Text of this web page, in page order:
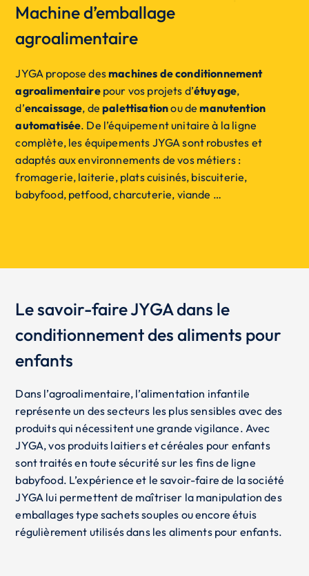
Machine d’emballage
agroalimentaire
JYGA propose desmachines de conditionnement
agroalimentaire pour vos projets d’étuyage,
d’encaissage, depalettisationou demanutention
automatisée. De l’équipement unitaire à la ligne
complète, les équipements JYGA sont robustes et
adaptés aux environnements de vos métiers :
fromagerie, laiterie, plats cuisinés, biscuiterie,
babyfood, petfood, charcuterie, viande …
Le savoir-faire JYGA dans le
conditionnement des aliments pour
enfants
Dans l’agroalimentaire, l’alimentation infantile
représente un des secteurs les plus sensibles avec des
produits qui nécessitent une grande vigilance. Avec
JYGA, vos produits laitiers et céréales pour enfants
sont traités en toute sécurité sur les fins de ligne
babyfood. L’expérience et le savoir-faire de la société
JYGA lui permettent de maîtriser la manipulation des
emballages type sachets souples ou encore étuis
régulièrement utilisés dans les aliments pour enfants.